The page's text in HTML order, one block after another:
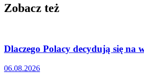
Zobacz też
Dlaczego Polacy decydują się na
06.08.2026